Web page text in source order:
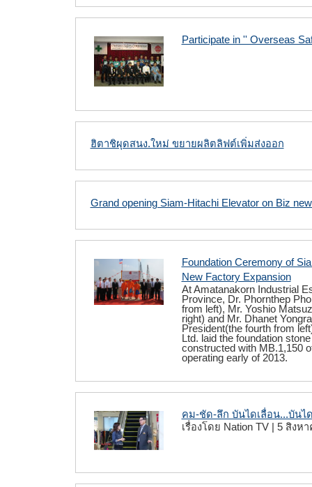
Participate in '' Overseas
ฮิตาชิผุดสนง.ใหม่ ขยายผลิตลิฟต์เพิ่มส่งออก
Grand opening Siam-Hitachi Elevator on Biz
Foundation Ceremony of
New Factory Expansion
At Amatanakorn Industrial
Province, Dr. Phornthep
from left), Mr. Yoshio
right) and Mr. Dhanet
President(the fourth from
Ltd. laid the foundation
constructed with MB.1,150
operating early of 2013.
คม-ชัด-ลึก บันไดเลื่อน...บันไ
เรื่องโดย Nation TV| 5 สิงหา